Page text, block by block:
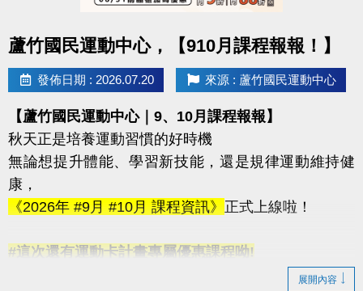
https://www.lzsports.com.tw/zh_TW/news/pageID/1/
-FB : 桃園市蘆竹國民運動中心
-IG : @luzhusports
蘆竹國民運動中心，【910月課程報報！】
發佈日期 : 2026.07.20 來源 : 蘆竹國民運動中心
【蘆竹國民運動中心｜9、10月課程報報】
秋天正是培養運動習慣的好時機
無論想提升體能、學習新技能，還是規律運動維持健
康，
《2026年 #9月 #10月 課程資訊》正式上線啦！
#這次還有運動卡計畫專屬優惠課程呦!
展開內容